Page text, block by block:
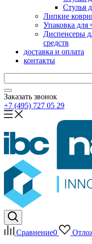
Стулья
Липкие
Упаковка
Диспенсеры
средств
доставка и оплата
контакты
Заказать звонок
+7 (495) 727 05 29
Сравнение0